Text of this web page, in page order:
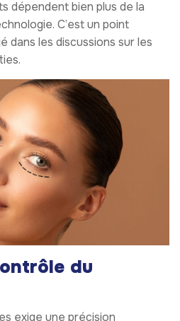
dépendent bien plus de la
C’est un point
dans les discussions sur les
du
exige une précision